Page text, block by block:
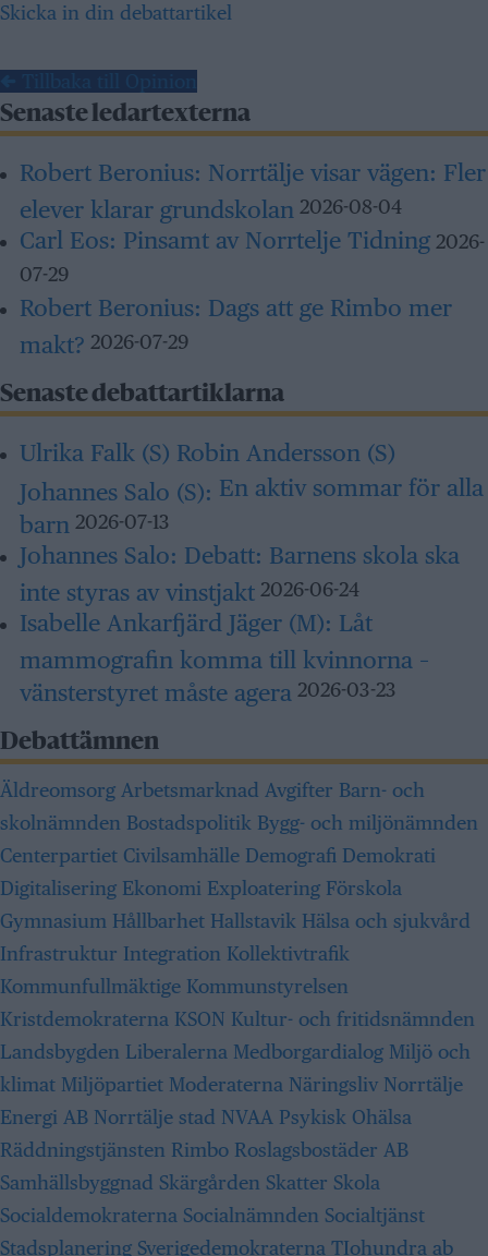
Skicka in din debattartikel
Senaste ledartexterna
Robert Beronius: Norrtälje visar vägen: Fler
elever klarar grundskolan 2026-08-04
Carl Eos: Pinsamt av Norrtelje Tidning 2026-
07-29
Robert Beronius: Dags att ge Rimbo mer
makt? 2026-07-29
Senaste debattartiklarna
Ulrika Falk (S) Robin Andersson (S)
Johannes Salo (S): En aktiv sommar för alla
barn 2026-07-13
Johannes Salo: Debatt: Barnens skola ska
inte styras av vinstjakt 2026-06-24
Isabelle Ankarfjärd Jäger (M): Låt
mammografin komma till kvinnorna –
vänsterstyret måste agera 2026-03-23
Debattämnen
Äldreomsorg Arbetsmarknad Avgifter Barn- och
skolnämnden Bostadspolitik Bygg- och miljönämnden
Centerpartiet Civilsamhälle Demografi Demokrati
Digitalisering Ekonomi Exploatering Förskola
Gymnasium Hållbarhet Hallstavik Hälsa och sjukvård
Infrastruktur Integration Kollektivtrafik
Kommunfullmäktige Kommunstyrelsen
Kristdemokraterna KSON Kultur- och fritidsnämnden
Landsbygden Liberalerna Medborgardialog Miljö och
klimat Miljöpartiet Moderaterna Näringsliv Norrtälje
Energi AB Norrtälje stad NVAA Psykisk Ohälsa
Räddningstjänsten Rimbo Roslagsbostäder AB
Samhällsbyggnad Skärgården Skatter Skola
Socialdemokraterna Socialnämnden Socialtjänst
Stadsplanering Sverigedemokraterna TIohundra ab